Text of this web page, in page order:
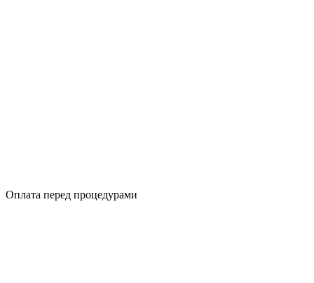
Оплата перед процедурами